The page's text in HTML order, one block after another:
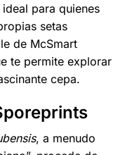
para quienes
setas
de McSmart
te permite explorar
cepa.
, a menudo